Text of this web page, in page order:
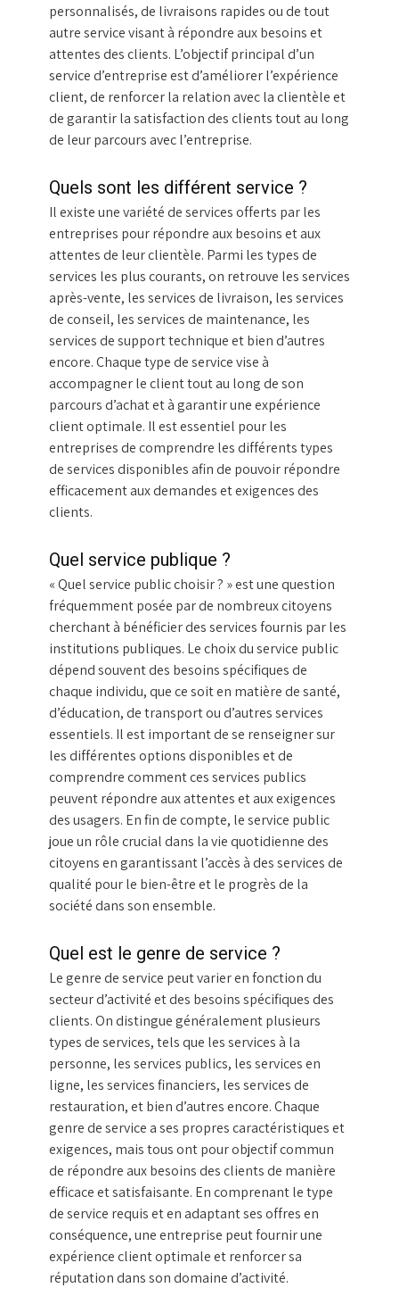
personnalisés, de livraisons rapides ou de tout
autre service visant à répondre aux besoins et
attentes des clients. L’objectif principal d’un
service d’entreprise est d’améliorer l’expérience
client, de renforcer la relation avec la clientèle et
de garantir la satisfaction des clients tout au long
de leur parcours avec l’entreprise.
Quels sont les différent service ?
Il existe une variété de services offerts par les
entreprises pour répondre aux besoins et aux
attentes de leur clientèle. Parmi les types de
services les plus courants, on retrouve les services
après-vente, les services de livraison, les services
de conseil, les services de maintenance, les
services de support technique et bien d’autres
encore. Chaque type de service vise à
accompagner le client tout au long de son
parcours d’achat et à garantir une expérience
client optimale. Il est essentiel pour les
entreprises de comprendre les différents types
de services disponibles afin de pouvoir répondre
efficacement aux demandes et exigences des
clients.
Quel service publique ?
« Quel service public choisir ? » est une question
fréquemment posée par de nombreux citoyens
cherchant à bénéficier des services fournis par les
institutions publiques. Le choix du service public
dépend souvent des besoins spécifiques de
chaque individu, que ce soit en matière de santé,
d’éducation, de transport ou d’autres services
essentiels. Il est important de se renseigner sur
les différentes options disponibles et de
comprendre comment ces services publics
peuvent répondre aux attentes et aux exigences
des usagers. En fin de compte, le service public
joue un rôle crucial dans la vie quotidienne des
citoyens en garantissant l’accès à des services de
qualité pour le bien-être et le progrès de la
société dans son ensemble.
Quel est le genre de service ?
Le genre de service peut varier en fonction du
secteur d’activité et des besoins spécifiques des
clients. On distingue généralement plusieurs
types de services, tels que les services à la
personne, les services publics, les services en
ligne, les services financiers, les services de
restauration, et bien d’autres encore. Chaque
genre de service a ses propres caractéristiques et
exigences, mais tous ont pour objectif commun
de répondre aux besoins des clients de manière
efficace et satisfaisante. En comprenant le type
de service requis et en adaptant ses offres en
conséquence, une entreprise peut fournir une
expérience client optimale et renforcer sa
réputation dans son domaine d’activité.